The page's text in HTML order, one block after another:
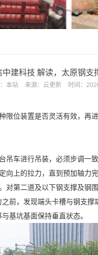
中建科技 解读，太原钢支
本站 来源： 云更新 时间：
限位装置是否灵活有效，
车进行吊装，必须步调一
向上的拉力，直到预加轴力完
对第二道及以下钢支撑及
前，发现端头卡槽与钢支
基坑基面保持垂直状态。